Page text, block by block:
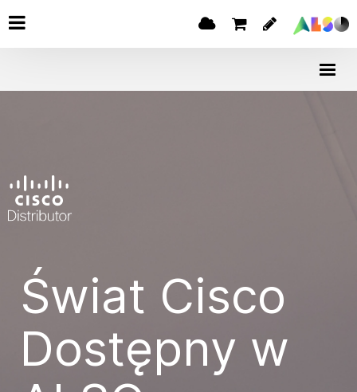
Świat Cisco
Dostępny w